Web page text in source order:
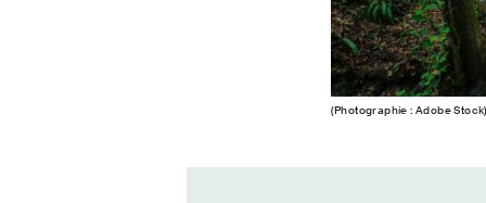
(Photographie : Adobe